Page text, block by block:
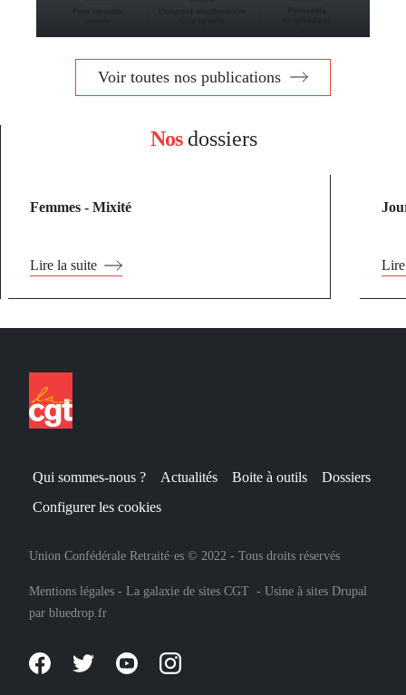
Voir toutes nos publications
Nosdossiers
Femmes - Mixité
Lire la suite
Qui sommes-nous ? Actualités Boite à outils
Dossiers
Configurer les cookies
Union Confédérale Retraité·es © 2022 - Tous droits réservés
Mentions légales - La galaxie de sites CGT - Usine à sites Drupal
par bluedrop.fr